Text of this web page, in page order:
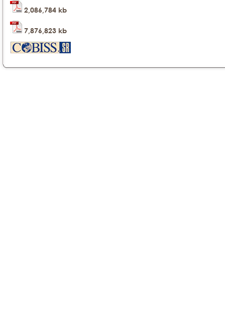
2,086,784 kb
7,876,823 kb